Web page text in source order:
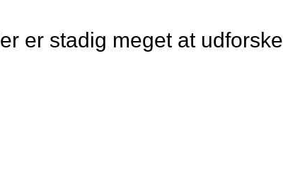
er stadig meget at udforske